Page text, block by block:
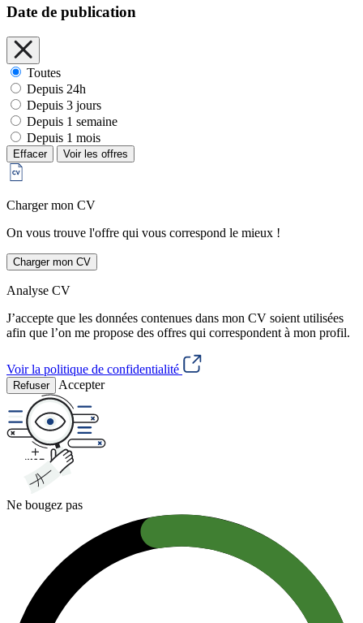
Date de publication
Toutes
Depuis 24h
Depuis 3 jours
Depuis 1 semaine
Depuis 1 mois
Effacer Voir les offres
Charger mon CV
On vous trouve l'offre qui vous correspond le mieux !
Charger mon CV
Analyse CV
J’accepte que les données contenues dans mon CV soient utilisées
afin que l’on me propose des offres qui correspondent à mon profil.
Voir la politique de confidentialité
Refuser Accepter
Ne bougez pas